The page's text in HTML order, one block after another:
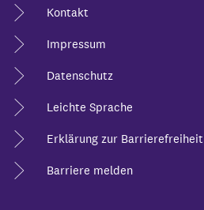
Kontakt
Impressum
Datenschutz
Leichte Sprache
Erklärung zur Barrierefreiheit
Barriere melden